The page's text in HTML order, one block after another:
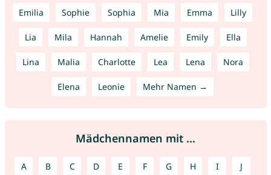
Emilia Sophie Sophia Mia Emma Lilly
Lia Mila Hannah Amelie Emily Ella
Lina Malia Charlotte Lea Lena Nora
Elena Leonie Mehr Namen →
Mädchennamen mit ...
A B C D E F G H I J